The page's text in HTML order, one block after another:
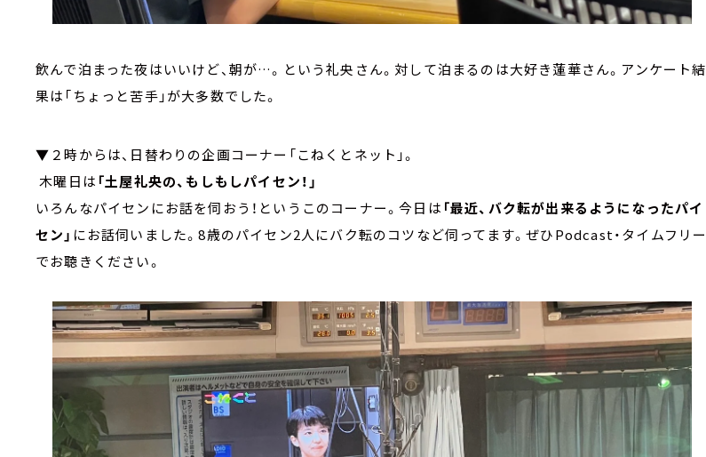
飲んで泊まった夜はいいけど、朝が…。という礼央さん。対して泊まるのは大好き蓮華さん。アンケート結
果は「ちょっと苦手」が大多数でした。
▼２時からは、日替わりの企画コーナー「こねくとネット」。
木曜日は 「土屋礼央の、もしもしパイセン！」
いろんなパイセンにお話を伺おう！というこのコーナー。今日は 「最近、バク転が出来るようになったパイ
セン」 にお話伺いました。8歳のパイセン2人にバク転のコツなど伺ってます。ぜひPodcast・タイムフリー
でお聴きください。